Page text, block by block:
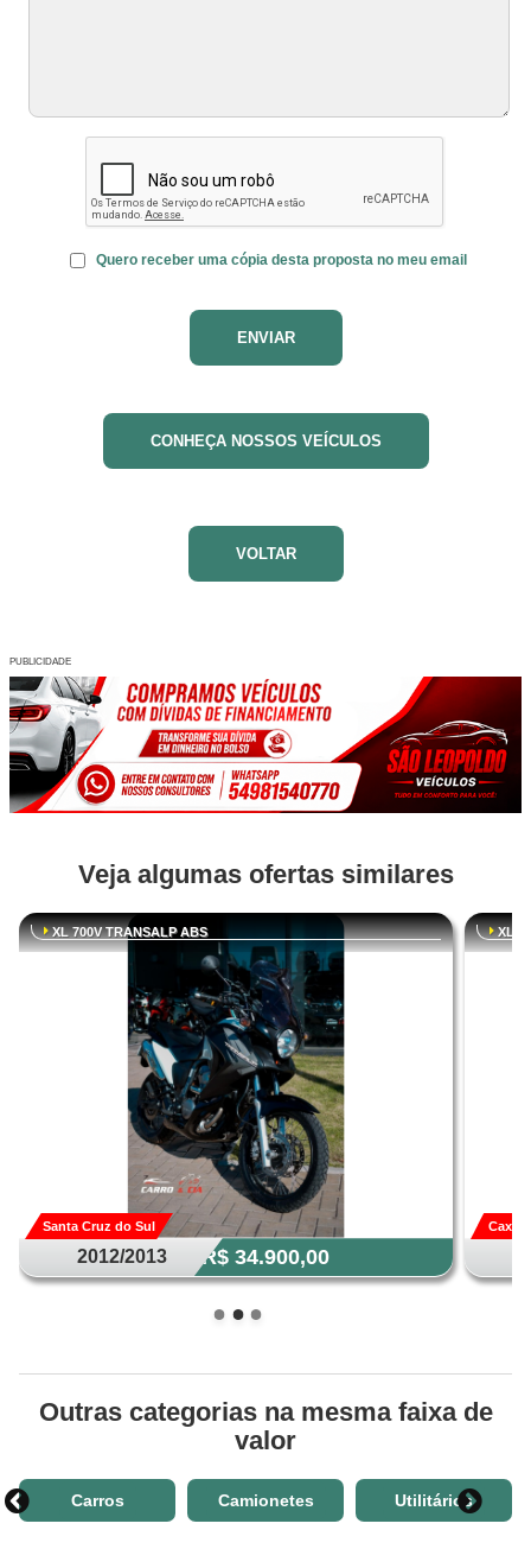
Quero receber uma cópia desta proposta no meu email
CONHEÇA NOSSOS VEÍCULOS
VOLTAR
PUBLICIDADE
Veja algumas ofertas similares
XL 700V TRANSALP ABS
Santa Cruz do Sul
2012/2013 R$ 34.900,00
XL
Outras categorias na mesma faixa de
valor